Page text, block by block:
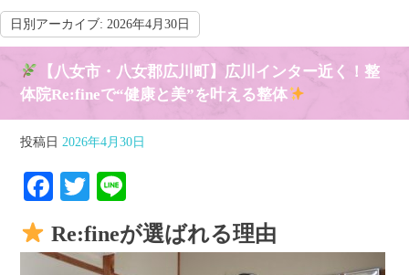
日別アーカイブ: 2026年4月30日
【八女市・八女郡広川町】広川インター近く！整
体院Re:fineで“健康と美”を叶える整体
投稿日 2026年4月30日
Facebook
Twitter
Re:fineが選ばれる理由